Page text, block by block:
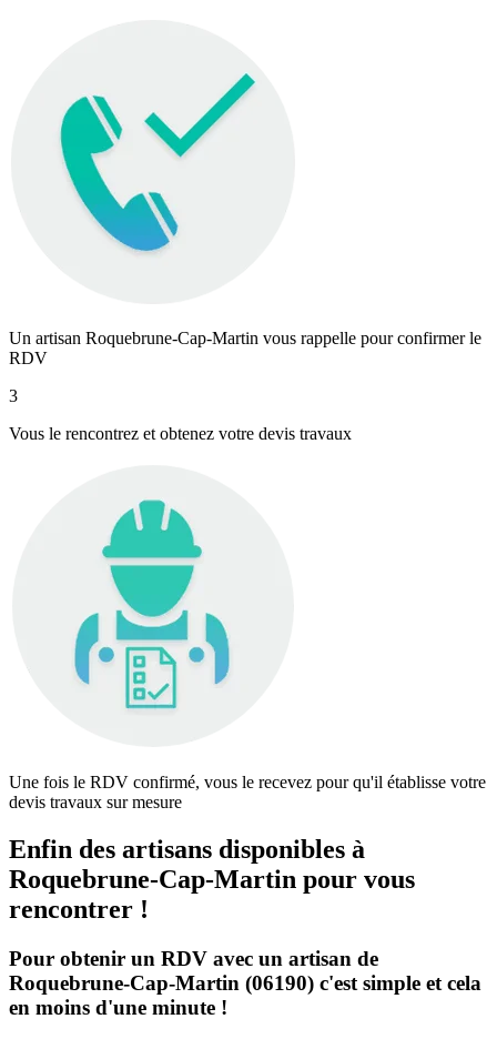
Un artisan Roquebrune-Cap-Martin vous rappelle pour confirmer le
RDV
3
Vous le rencontrez et obtenez votre devis travaux
Une fois le RDV confirmé, vous le recevez pour qu'il établisse votre
devis travaux sur mesure
Enfin des artisans disponibles à
Roquebrune-Cap-Martin pour vous
rencontrer !
Pour obtenir un RDV avec un artisan de
Roquebrune-Cap-Martin (06190) c'est simple et cela
en moins d'une minute !